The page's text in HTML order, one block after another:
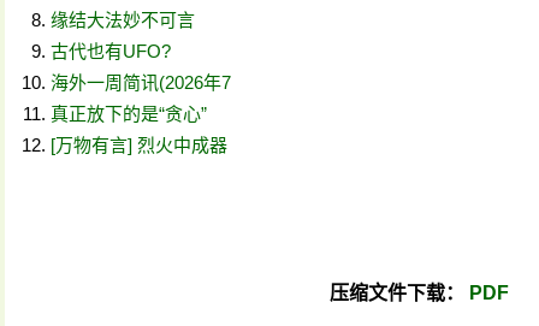
缘结大法妙不可言
古代也有UFO?
海外一周简讯(2026年7
真正放下的是“贪心”
[万物有言] 烈火中成器
压缩文件下载： PDF